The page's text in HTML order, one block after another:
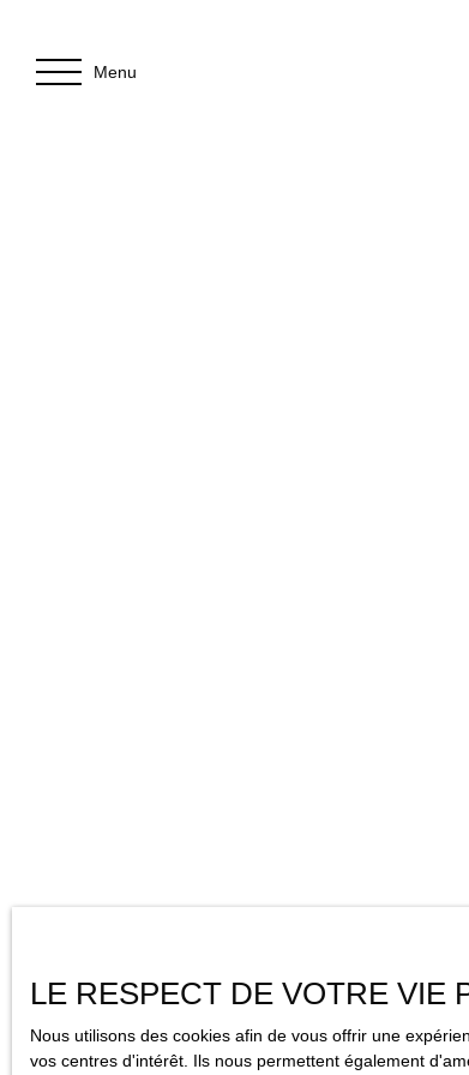
Menu
LE RESPECT DE VOTRE VIE
Nous utilisons des cookies afin de vous offrir une
vos centres d'intérêt. Ils nous permettent également